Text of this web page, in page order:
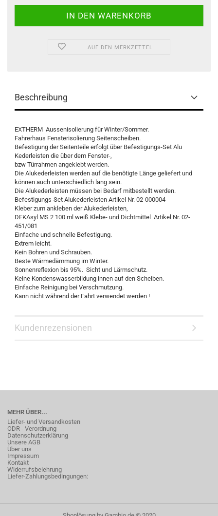
AUF DEN MERKZETTEL
Beschreibung
EXTHERM Aussenisolierung für Winter/Sommer.
Fahrerhaus Fensterisolierung Seitenscheiben.
Befestigung der Seitenteile erfolgt über Befestigungs-Set Alu
Kederleisten die über dem Fenster-,
bzw Türrahmen angeklebt werden.
Die Alukederleisten werden auf die benötigte Länge geliefert und
können auch unterschiedlich lang sein.
Die Alukederleisten müssen bei Bedarf mitbestellt werden.
Befestigungs-Set Alukederleisten Artikel Nr. 02-000004
Kleber zum ankleben der Alukederleisten,
DEKAsyl MS 2 100 ml weiß Klebe- und Dichtmittel Artikel Nr. 02-
451/081
Einfache und schnelle Befestigung.
Extrem leicht.
Kein Bohren und Schrauben.
Beste Wärmedämmung im Winter.
Sonnenreflexion bis 95%. Sicht und Lärmschutz.
Keine Kondenswasserbildung innen auf den Scheiben.
Einfache Reinigung bei Verschmutzung.
Kann nicht während der Fahrt verwendet werden !
Kundenrezensionen
MEHR ÜBER...
Liefer- und Versandkosten
ODR - Verordnung
Datenschutzerklärung
Unsere AGB
Über uns
Impressum
Kontakt
Widerrufsbelehrung
Liefer-Zahlungsbedingungen: